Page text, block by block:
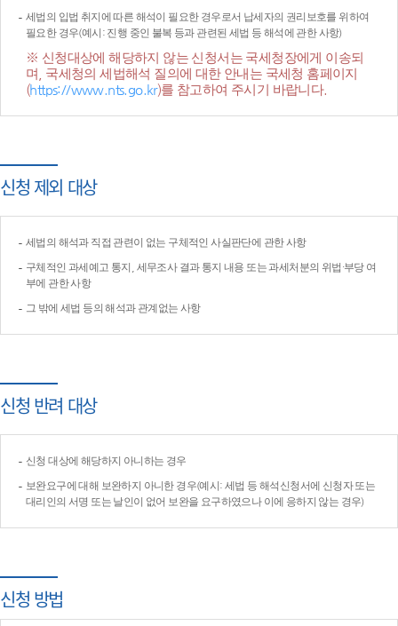
세법의 입법 취지에 따른 해석이 필요한 경우로서 납세자의 권리보호를 위하여
필요한 경우(예시: 진행 중인 불복 등과 관련된 세법 등 해석에 관한 사항)
※ 신청대상에 해당하지 않는 신청서는 국세청장에게 이송되
며, 국세청의 세법해석 질의에 대한 안내는 국세청 홈페이지
(https://www.nts.go.kr)를 참고하여 주시기 바랍니다.
신청 제외 대상
세법의 해석과 직접 관련이 없는 구체적인 사실판단에 관한 사항
구체적인 과세예고 통지, 세무조사 결과 통지 내용 또는 과세처분의 위법·부당 여
부에 관한 사항
그 밖에 세법 등의 해석과 관계없는 사항
신청 반려 대상
신청 대상에 해당하지 아니하는 경우
보완요구에 대해 보완하지 아니한 경우(예시: 세법 등 해석신청서에 신청자 또는
대리인의 서명 또는 날인이 없어 보완을 요구하였으나 이에 응하지 않는 경우)
신청 방법